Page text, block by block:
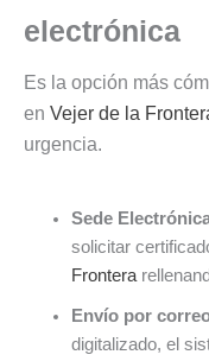
electrónica
Es la opción más
en Vejer de la
urgencia.
Sede
solicitar
Frontera
Envío por
digitalizado, el